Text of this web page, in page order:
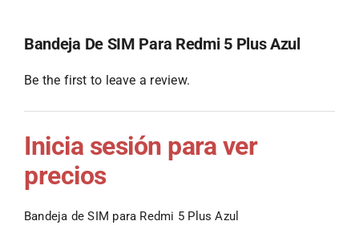
Bandeja De SIM Para Redmi 5 Plus Azul
Be the first to leave a review.
Inicia sesión para ver
precios
Bandeja de SIM para Redmi 5 Plus Azul